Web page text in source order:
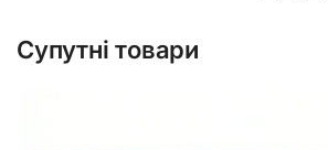
Супутні товари